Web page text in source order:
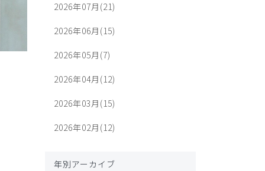
2026年07月(21)
2026年06月(15)
2026年05月(7)
2026年04月(12)
2026年03月(15)
2026年02月(12)
年別アーカイブ